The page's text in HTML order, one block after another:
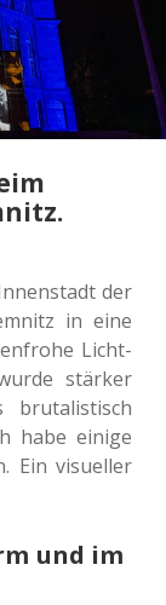
der
in eine
Licht­
stär­ker
bru­ta­lis­tisch
habe einige
Ein visu­el­ler
und im